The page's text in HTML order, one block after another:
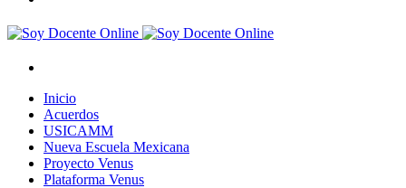
Inicio
Acuerdos
USICAMM
Nueva Escuela Mexicana
Proyecto Venus
Plataforma Venus